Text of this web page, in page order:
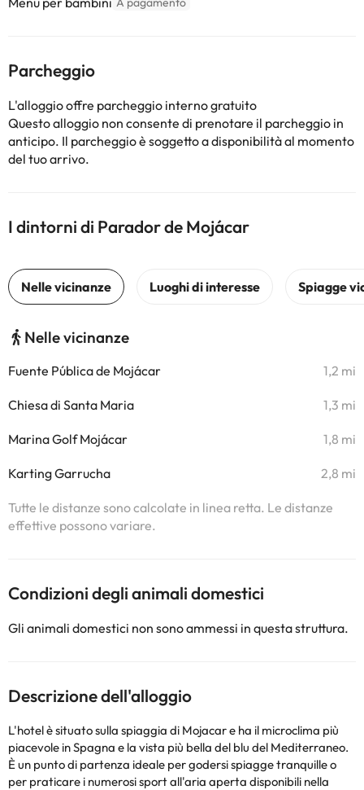
Parcheggio
L'alloggio offre parcheggio interno gratuito
Questo alloggio non consente di prenotare il parcheggio in
anticipo. Il parcheggio è soggetto a disponibilità al momento
del tuo arrivo.
I dintorni di Parador de Mojácar
Nelle vicinanze
Fuente Pública de Mojácar 1,2 mi
Chiesa di Santa Maria 1,3 mi
Marina Golf Mojácar 1,8 mi
Karting Garrucha 2,8 mi
Tutte le distanze sono calcolate in linea retta. Le distanze
effettive possono variare.
Condizioni degli animali domestici
Gli animali domestici non sono ammessi in questa struttura.
Descrizione dell'alloggio
L'hotel è situato sulla spiaggia di Mojacar e ha il microclima più
piacevole in Spagna e la vista più bella del blu del Mediterraneo.
È un punto di partenza ideale per godersi spiagge tranquille o
per praticare i numerosi sport all'aria aperta disponibili nella